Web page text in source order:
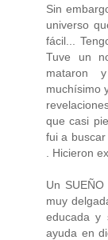
Sin
universo
fácil...
Tuve un
mataron
muchísimo
que casi
fui a
. Hicieron
Un
muy
educada y
ayuda en